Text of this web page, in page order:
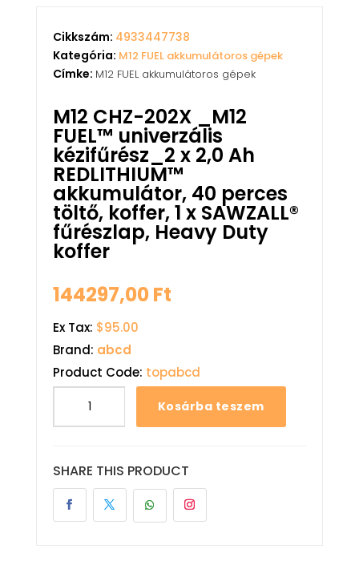
Cikkszám: 4933447738
Kategória: M12 FUEL akkumulátoros gépek
Címke: M12 FUEL akkumulátoros gépek
M12 CHZ-202X _M12
FUEL™ univerzális
kézifűrész_2 x 2,0 Ah
REDLITHIUM™
akkumulátor, 40 perces
töltő, koffer, 1 x SAWZALL®
fűrészlap, Heavy Duty
koffer
144297,00Ft
Ex Tax: $95.00
Brand: abcd
Product Code: topabcd
Kosárba teszem
SHARE THIS PRODUCT